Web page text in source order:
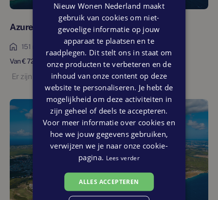
Azure
151 m²
Van € 724.226 tot € 741.867 vrij op naam
Er zijn momenteel nog geen woningen beschikbaar
Nieuw Wonen Nederland maakt
gebruik van cookies om niet-
gevoelige informatie op jouw
apparaat te plaatsen en te
raadplegen. Dit stelt ons in staat om
onze producten te verbeteren en de
inhoud van onze content op deze
website te personaliseren. Je hebt de
mogelijkheid om deze activiteiten in
zijn geheel of deels te accepteren.
Voor meer informatie over cookies en
hoe we jouw gegevens gebruiken,
verwijzen we je naar onze cookie-
pagina. Lees verder
ALLES ACCEPTEREN